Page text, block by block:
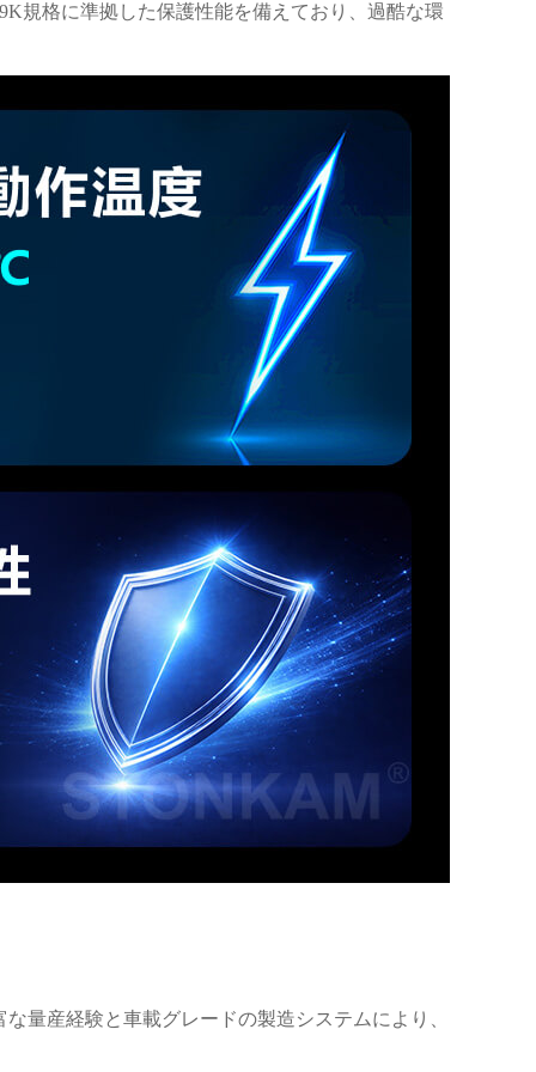
規格に準拠した保護性能を備えており、過酷な環
量産経験と車載グレードの製造システムにより、